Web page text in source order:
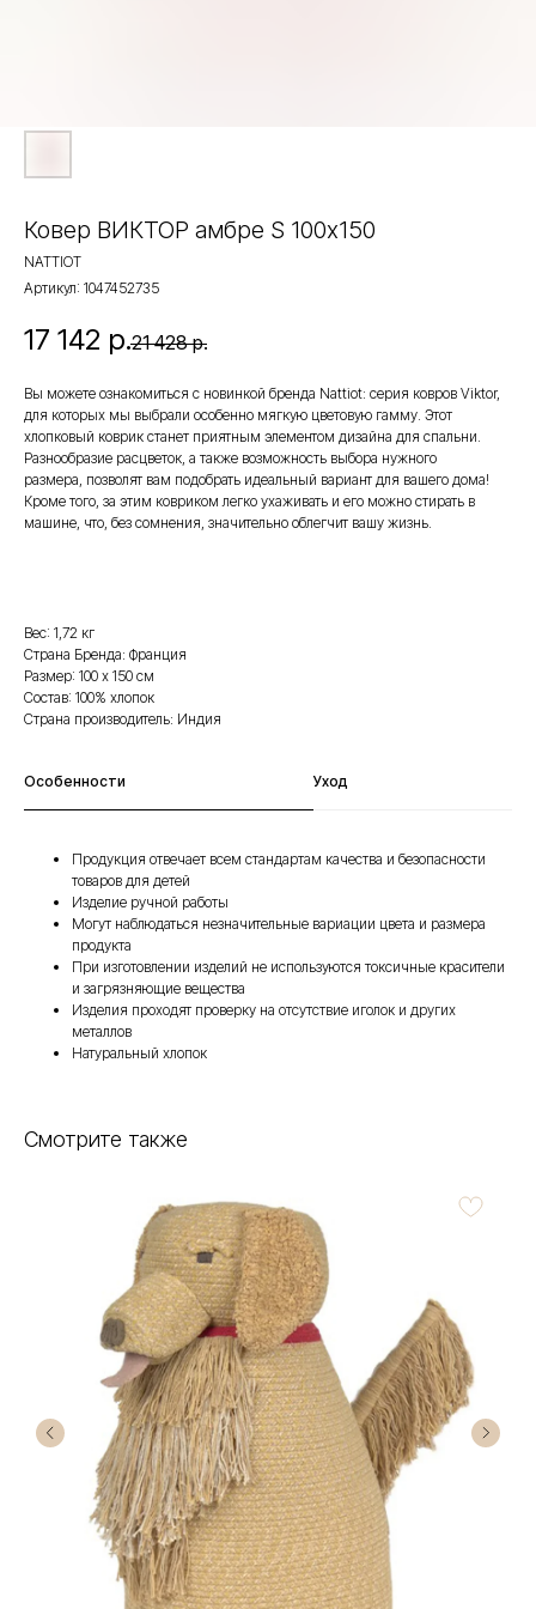
Ковер ВИКТОР амбре S 100х150
NATTIOT
Артикул: 1047452735
17 142 р.21 428 р.
Вы можете ознакомиться с новинкой бренда Nattiot: серия ковров Viktor,
для которых мы выбрали особенно мягкую цветовую гамму. Этот
хлопковый коврик станет приятным элементом дизайна для спальни.
Разнообразие расцветок, а также возможность выбора нужного
размера, позволят вам подобрать идеальный вариант для вашего дома!
Кроме того, за этим ковриком легко ухаживать и его можно стирать в
машине, что, без сомнения, значительно облегчит вашу жизнь.
Вес: 1,72 кг
Страна Бренда: Франция
Размер: 100 х 150 см
Состав: 100% хлопок
Страна производитель: Индия
Особенности Уход
Продукция отвечает всем стандартам качества и безопасности
товаров для детей
Изделие ручной работы
Могут наблюдаться незначительные вариации цвета и размера
продукта
При изготовлении изделий не используются токсичные красители
и загрязняющие вещества
Изделия проходят проверку на отсутствие иголок и других
металлов
Натуральный хлопок
Смотрите также